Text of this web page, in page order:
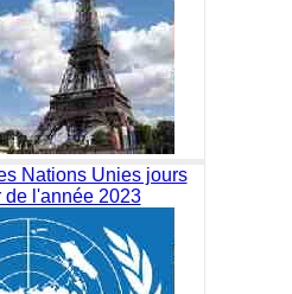
Nations Unies jours
de l'année 2023